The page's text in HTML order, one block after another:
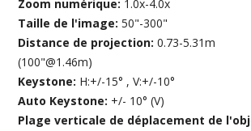
Zoom numérique: 1.0x-4.0x
Taille de l'image:50"-300"
Distance de projection:0.73-5.31m
(100"@1.46m)
Keystone: H:+/-15° , V:+/-10°
Auto Keystone: +/- 10° (V)
Plage verticale de déplacement de